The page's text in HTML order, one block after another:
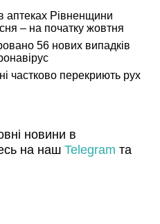
аптеках Рівненщини
– на початку жовтня
56 нових випадків
частково перекриють рух
новини в
на наш Telegram та